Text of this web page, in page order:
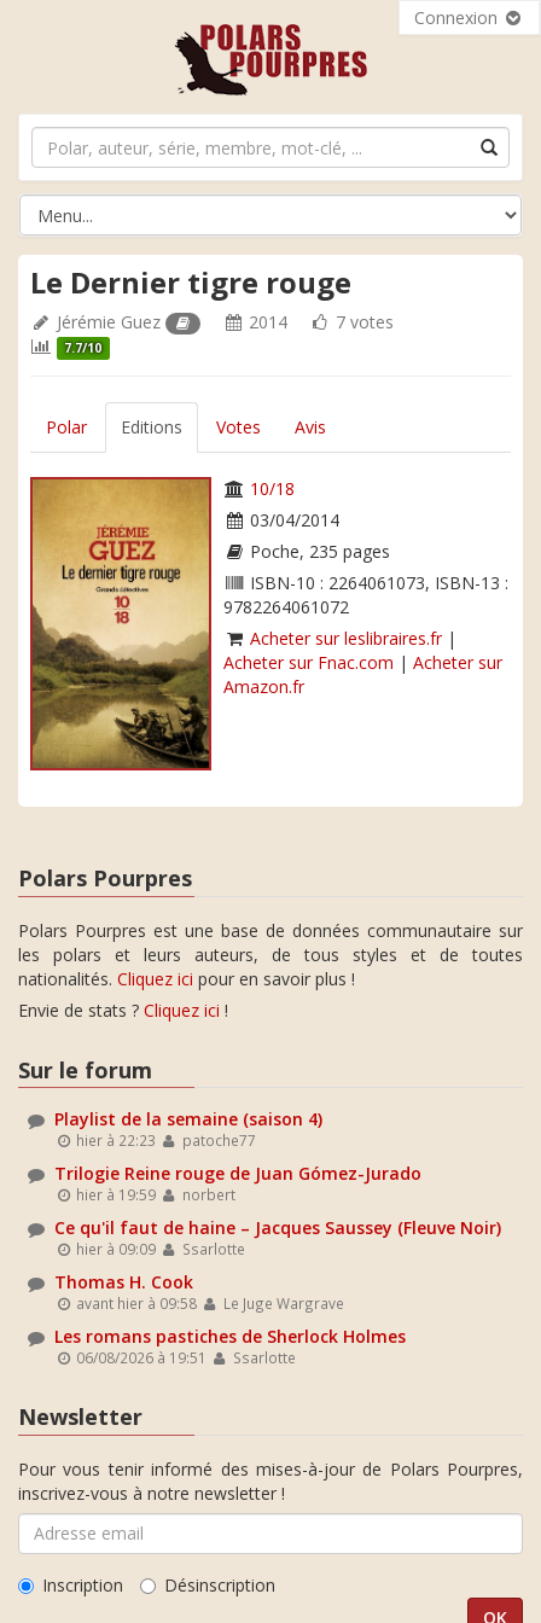
Connexion
Le Dernier tigre rouge
Jérémie Guez 2014 7 votes
7.7/10
Polar Editions Votes Avis
10/18
03/04/2014
Poche, 235 pages
ISBN-10 : 2264061073, ISBN-13 :
9782264061072
Acheter sur leslibraires.fr|
Acheter sur Fnac.com | Acheter sur
Amazon.fr
Polars Pourpres
Polars Pourpres est une base de données communautaire sur
les polars et leurs auteurs, de tous styles et de toutes
nationalités. Cliquez ici pour en savoir plus !
Envie de stats ? Cliquez ici !
Sur le forum
Playlist de la semaine (saison 4)
hier à 22:23 patoche77
Trilogie Reine rouge de Juan Gómez-Jurado
hier à 19:59 norbert
Ce qu'il faut de haine – Jacques Saussey (Fleuve Noir)
hier à 09:09 Ssarlotte
Thomas H. Cook
avant hier à 09:58 Le Juge Wargrave
Les romans pastiches de Sherlock Holmes
06/08/2026 à 19:51 Ssarlotte
Newsletter
Pour vous tenir informé des mises-à-jour de Polars Pourpres,
inscrivez-vous à notre newsletter !
Inscription Désinscription